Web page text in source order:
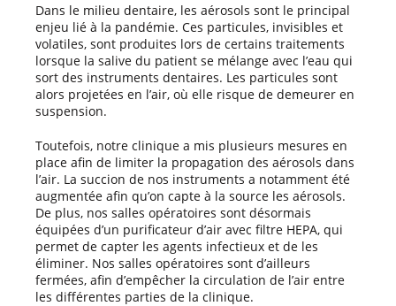
Dans le milieu dentaire, les aérosols sont le principal
enjeu lié à la pandémie. Ces particules, invisibles et
volatiles, sont produites lors de certains traitements
lorsque la salive du patient se mélange avec l’eau qui
sort des instruments dentaires. Les particules sont
alors projetées en l’air, où elle risque de demeurer en
suspension.
Toutefois, notre clinique a mis plusieurs mesures en
place afin de limiter la propagation des aérosols dans
l’air. La succion de nos instruments a notamment été
augmentée afin qu’on capte à la source les aérosols.
De plus, nos salles opératoires sont désormais
équipées d’un purificateur d’air avec filtre HEPA, qui
permet de capter les agents infectieux et de les
éliminer. Nos salles opératoires sont d’ailleurs
fermées, afin d’empêcher la circulation de l’air entre
les différentes parties de la clinique.